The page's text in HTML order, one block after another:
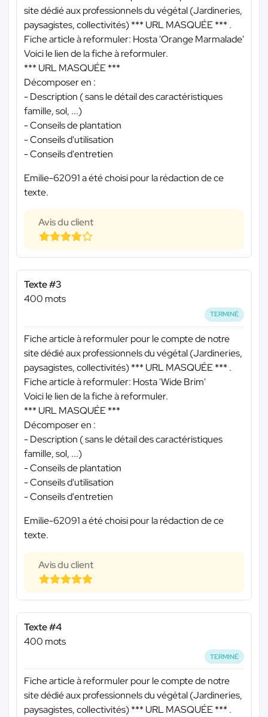
site dédié aux professionnels du végétal (Jardineries,
paysagistes, collectivités)*** URL MASQUÉE *** .
Fiche article à reformuler: Hosta 'Orange Marmalade'
Voici le lien de la fiche à reformuler.
*** URL MASQUÉE ***
Décomposer en :
- Description ( sans le détail des caractéristiques
famille, sol, ...)
- Conseils de plantation
- Conseils d'utilisation
- Conseils d'entretien
Emilie-62091 a été choisi pour la rédaction de ce
texte.
Avis du client
Texte #3
400 mots
TERMINÉ
Fiche article à reformuler pour le compte de notre
site dédié aux professionnels du végétal (Jardineries,
paysagistes, collectivités)*** URL MASQUÉE *** .
Fiche article à reformuler: Hosta 'Wide Brim'
Voici le lien de la fiche à reformuler.
*** URL MASQUÉE ***
Décomposer en :
- Description ( sans le détail des caractéristiques
famille, sol, ...)
- Conseils de plantation
- Conseils d'utilisation
- Conseils d'entretien
Emilie-62091 a été choisi pour la rédaction de ce
texte.
Avis du client
Texte #4
400 mots
TERMINÉ
Fiche article à reformuler pour le compte de notre
site dédié aux professionnels du végétal (Jardineries,
paysagistes, collectivités)*** URL MASQUÉE *** .